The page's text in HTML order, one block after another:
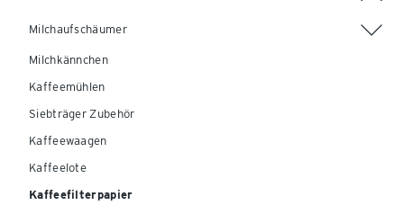
Milchaufschäumer
Milchkännchen
Kaffeemühlen
Siebträger Zubehör
Kaffeewaagen
Kaffeelote
Kaffeefilterpapier